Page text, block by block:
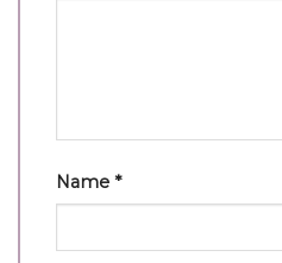
Name *